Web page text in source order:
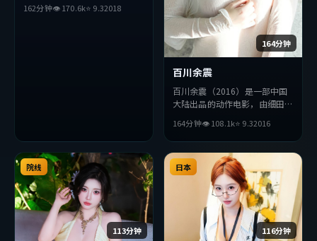
演。影片在叙事与视听上力求突
162分钟👁170.6k⭐ 9.32018
164分钟
百川余震
百川余震（2016）是一部中国
大陆出品的动作电影，由细田守
等主演。影片在叙事与视听上力
求突破，探讨人性与抉择，节奏
张弛有度，适合喜欢该类型的观
众完整观看。
164分钟👁108.1k⭐ 9.32016
113分钟
院线
116分钟
日本